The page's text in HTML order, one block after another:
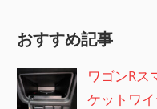
おすすめ記事
ワゴンRス
ケットワ